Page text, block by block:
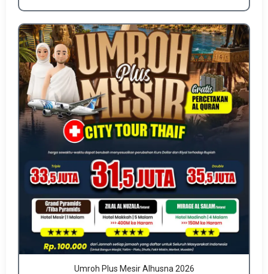
Umroh Plus Mesir Alhusna 2026